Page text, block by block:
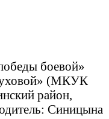
боевой»
(МКУК
район,
Синицына